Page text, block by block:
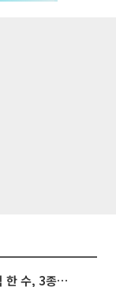
'2TV 생생정보' 오늘방송맛집- 결정적 한 수, 3종 메밀면! 메밀 소바 맛집 '의○○○○'